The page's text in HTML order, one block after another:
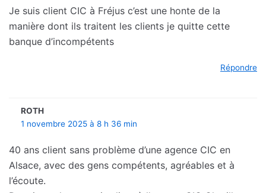
Je suis client CIC à Fréjus c’est une honte de la
manière dont ils traitent les clients je quitte cette
banque d’incompétents
Répondre
ROTH
1 novembre 2025 à 8 h 36 min
40 ans client sans problème d’une agence CIC en
Alsace, avec des gens compétents, agréables et à
l’écoute.